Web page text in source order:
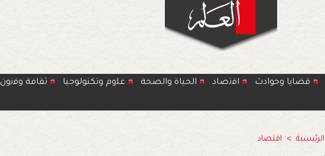
قضايا وحوادث اﻗﺗﺻﺎد الحياة والصحة ﻋﻠوم وتكنولوجيا ﺛﻘﺎﻓﺔ وﻓﻧون
الرئيسية > اقتصاد